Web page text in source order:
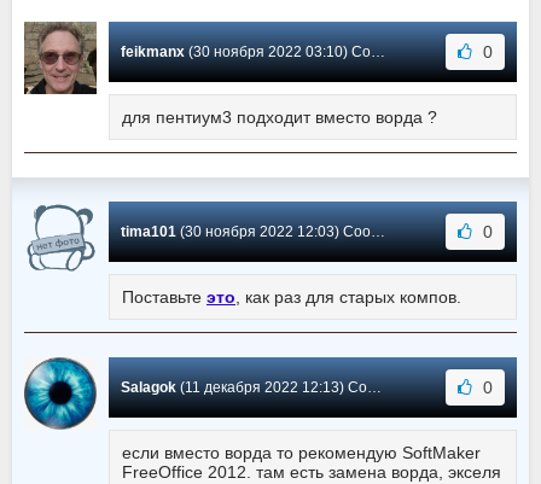
feikmanx(30 ноября 2022 03:10) Сообщение #387 0
для пентиум3 подходит вместо ворда ?
tima101(30 ноября 2022 12:03) Сообщение #386 0
Поставьте это, как раз для старых компов.
Salagok(11 декабря 2022 12:13) Сообщение #385 0
если вместо ворда то рекомендую SoftMaker
FreeOffice 2012. там есть замена ворда, экселя